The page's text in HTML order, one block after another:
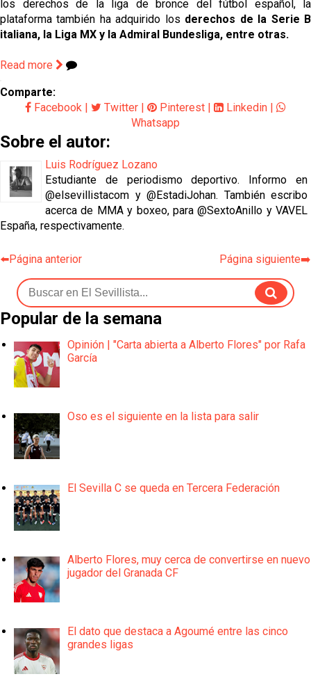
los derechos de la liga de bronce del fútbol español, la
plataforma también ha adquirido los derechos de la Serie B
italiana, la Liga MX y la Admiral Bundesliga, entre otras.
Read more
Comparte:
Facebook | Twitter | Pinterest | Linkedin |
Whatsapp
Sobre el autor:
Luis Rodríguez Lozano
Estudiante de periodismo deportivo. Informo en
@elsevillistacom y @EstadiJohan. También escribo
acerca de MMA y boxeo, para @SextoAnillo y VAVEL
España, respectivamente.
⬅️Página anterior Página siguiente➡️
Popular de la semana
Opinión | "Carta abierta a Alberto Flores" por Rafa
García
Oso es el siguiente en la lista para salir
El Sevilla C se queda en Tercera Federación
Alberto Flores, muy cerca de convertirse en nuevo
jugador del Granada CF
El dato que destaca a Agoumé entre las cinco
grandes ligas